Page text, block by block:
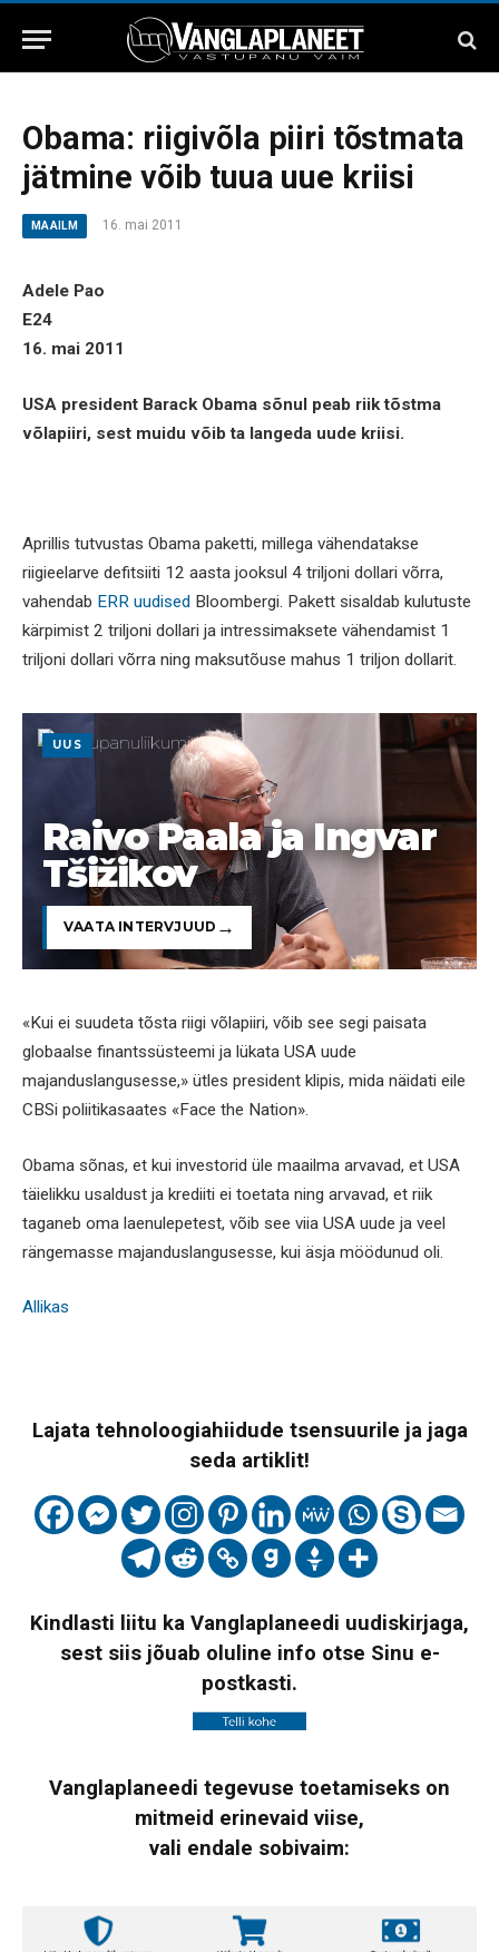
Obama: riigivõla piiri tõstmata
jätmine võib tuua uue kriisi
MAAILM 16. mai 2011
Adele Pao
E24
16. mai 2011
USA president Barack Obama sõnul peab riik tõstma
võlapiiri, sest muidu võib ta langeda uude kriisi.
Aprillis tutvustas Obama paketti, millega vähendatakse
riigieelarve defitsiiti 12 aasta jooksul 4 triljoni dollari võrra,
vahendab ERR uudised Bloombergi. Pakett sisaldab kulutuste
kärpimist 2 triljoni dollari ja intressimaksete vähendamist 1
triljoni dollari võrra ning maksutõuse mahus 1 triljon dollarit.
UUS
Raivo Paala ja Ingvar
Tšižikov
VAATA INTERVJUUD
«Kui ei suudeta tõsta riigi võlapiiri, võib see segi paisata
globaalse finantssüsteemi ja lükata USA uude
majanduslangusesse,» ütles president klipis, mida näidati eile
CBSi poliitikasaates «Face the Nation».
Obama sõnas, et kui investorid üle maailma arvavad, et USA
täielikku usaldust ja krediiti ei toetata ning arvavad, et riik
taganeb oma laenulepetest, võib see viia USA uude ja veel
rängemasse majanduslangusesse, kui äsja möödunud oli.
Allikas
Lajata tehnoloogiahiidude tsensuurile ja jaga
seda artiklit!
Kindlasti liitu ka Vanglaplaneedi uudiskirjaga,
sest siis jõuab oluline info otse Sinu e-
postkasti.
Vanglaplaneedi tegevuse toetamiseks on
mitmeid erinevaid viise,
vali endale sobivaim: